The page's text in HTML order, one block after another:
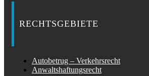
RECHTSGEBIETE
Autobetrug – Verkehrsrecht
Anwaltshaftungsrecht